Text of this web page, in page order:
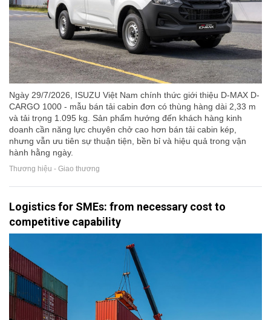
Ngày 29/7/2026, ISUZU Việt Nam chính thức giới thiệu D-MAX D-
CARGO 1000 - mẫu bán tải cabin đơn có thùng hàng dài 2,33 m
và tải trọng 1.095 kg. Sản phẩm hướng đến khách hàng kinh
doanh cần năng lực chuyên chở cao hơn bán tải cabin kép,
nhưng vẫn ưu tiên sự thuận tiện, bền bỉ và hiệu quả trong vận
hành hằng ngày.
Thương hiệu - Giao thương
Logistics for SMEs: from necessary cost to
competitive capability